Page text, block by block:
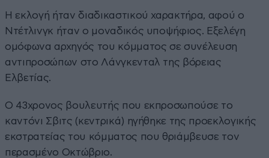
Η εκλογή ήταν διαδικαστικού χαρακτήρα, αφού ο
Ντέτλινγκ ήταν ο μοναδικός υποψήφιος. Εξελέγη
ομόφωνα αρχηγός του κόμματος σε συνέλευση
αντιπροσώπων στο Λάνγκενταλ της βόρειας
Ελβετίας.
Ο 43χρονος βουλευτής που εκπροσωπούσε το
καντόνι Σβιτς (κεντρικά) ηγήθηκε της προεκλογικής
εκστρατείας του κόμματος που θριάμβευσε τον
περασμένο Οκτώβριο.